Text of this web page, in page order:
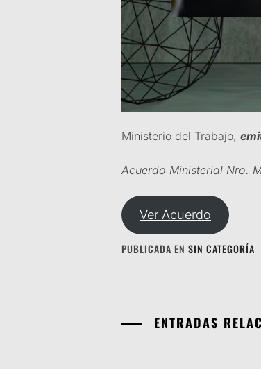
Ministerio del Trabajo,
Acuerdo Ministerial Nro.
Ver Acuerdo
PUBLICADA EN SIN CATEGORÍA
ENTRADAS